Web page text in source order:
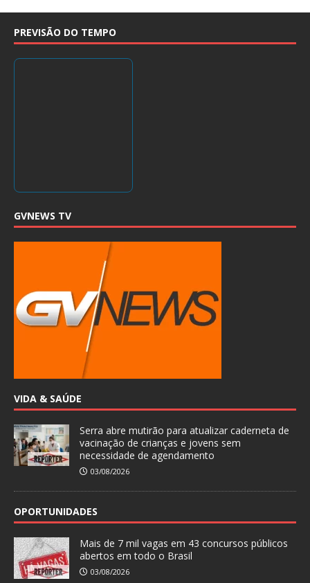
PREVISÃO DO TEMPO
GVNEWS TV
VIDA & SAÚDE
Serra abre mutirão para atualizar caderneta de
vacinação de crianças e jovens sem
necessidade de agendamento
03/08/2026
OPORTUNIDADES
Mais de 7 mil vagas em 43 concursos públicos
abertos em todo o Brasil
03/08/2026